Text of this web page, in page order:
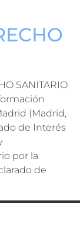
SANITARIO
(Madrid,
de Interés
por la
de